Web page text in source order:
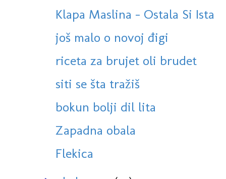
Klapa Maslina - Ostala Si Ista
još malo o novoj đigi
riceta za brujet oli brudet
siti se šta tražiš
bokun bolji dil lita
Zapadna obala
Flekica